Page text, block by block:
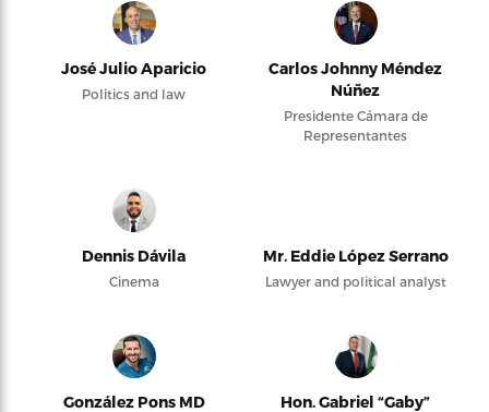
José Julio Aparicio
Politics and law
Carlos Johnny Méndez
Núñez
Presidente Cámara de
Representantes
Dennis Dávila
Cinema
Mr. Eddie López Serrano
Lawyer and political analyst
González Pons MD
Hon. Gabriel “Gaby”